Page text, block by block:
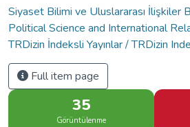
Siyaset Bilimi ve Uluslararası İlişkiler
Political Science and International
TRDizin İndeksli Yayınlar / TRDizin
Full item page
35
Görüntülenme